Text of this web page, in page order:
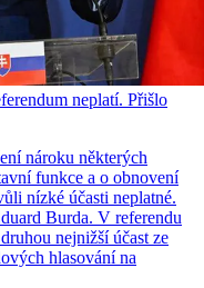
neplatí. Přišlo
nároku některých
funkce a o obnovení
nízké účasti neplatné.
Burda. V referendu
nejnižší účast ze
hlasování na